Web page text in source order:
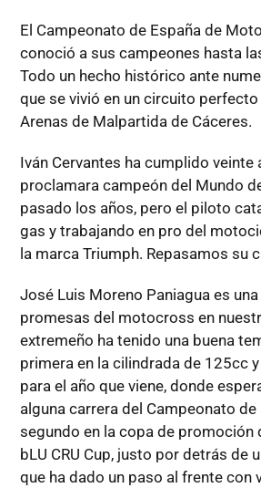
El Campeonato de España de
conoció a sus campeones hasta
Todo un hecho histórico ante
que se vivió en un circuito
Arenas de Malpartida de Cáceres.
Iván Cervantes ha cumplido veinte
proclamara campeón del Mundo
pasado los años, pero el piloto
gas y trabajando en pro del
la marca Triumph. Repasamos su
José Luis Moreno Paniagua es
promesas del motocross en
extremeño ha tenido una buena
primera en la cilindrada de 125cc
para el año que viene, donde
alguna carrera del Campeonato de
segundo en la copa de promoción
bLU CRU Cup, justo por detrás de
que ha dado un paso al frente con